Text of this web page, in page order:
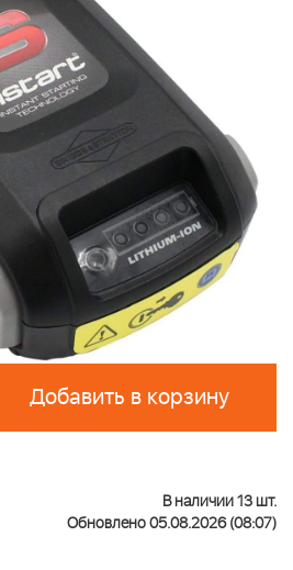
Добавить в корзину
В наличии 13 шт.
Обновлено 05.08.2026 (08:07)